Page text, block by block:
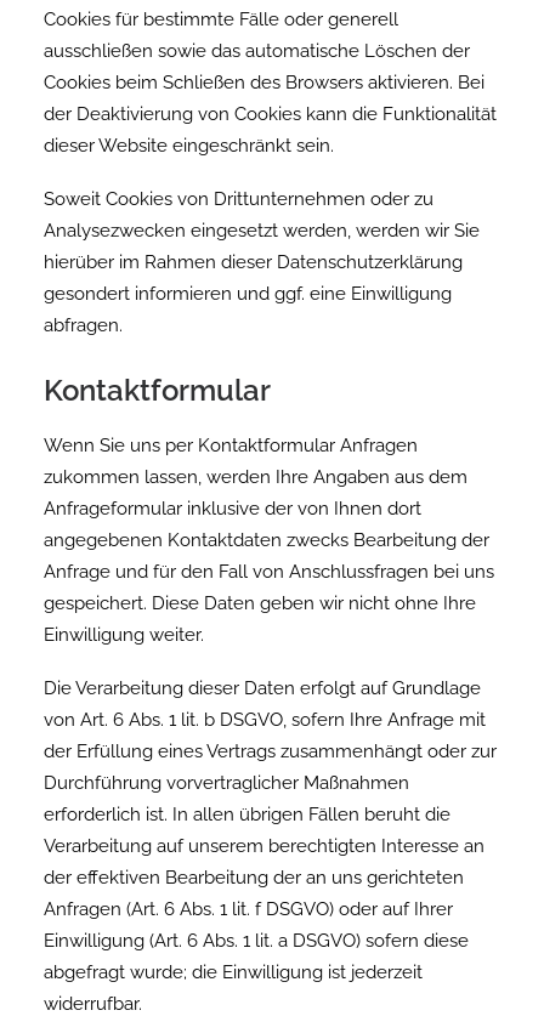
Cookies für bestimmte Fälle oder generell
ausschließen sowie das automatische Löschen der
Cookies beim Schließen des Browsers aktivieren. Bei
der Deaktivierung von Cookies kann die Funktionalität
dieser Website eingeschränkt sein.
Soweit Cookies von Drittunternehmen oder zu
Analysezwecken eingesetzt werden, werden wir Sie
hierüber im Rahmen dieser Datenschutzerklärung
gesondert informieren und ggf. eine Einwilligung
abfragen.
Kontaktformular
Wenn Sie uns per Kontaktformular Anfragen
zukommen lassen, werden Ihre Angaben aus dem
Anfrageformular inklusive der von Ihnen dort
angegebenen Kontaktdaten zwecks Bearbeitung der
Anfrage und für den Fall von Anschlussfragen bei uns
gespeichert. Diese Daten geben wir nicht ohne Ihre
Einwilligung weiter.
Die Verarbeitung dieser Daten erfolgt auf Grundlage
von Art. 6 Abs. 1 lit. b DSGVO, sofern Ihre Anfrage mit
der Erfüllung eines Vertrags zusammenhängt oder zur
Durchführung vorvertraglicher Maßnahmen
erforderlich ist. In allen übrigen Fällen beruht die
Verarbeitung auf unserem berechtigten Interesse an
der effektiven Bearbeitung der an uns gerichteten
Anfragen (Art. 6 Abs. 1 lit. f DSGVO) oder auf Ihrer
Einwilligung (Art. 6 Abs. 1 lit. a DSGVO) sofern diese
abgefragt wurde; die Einwilligung ist jederzeit
widerrufbar.